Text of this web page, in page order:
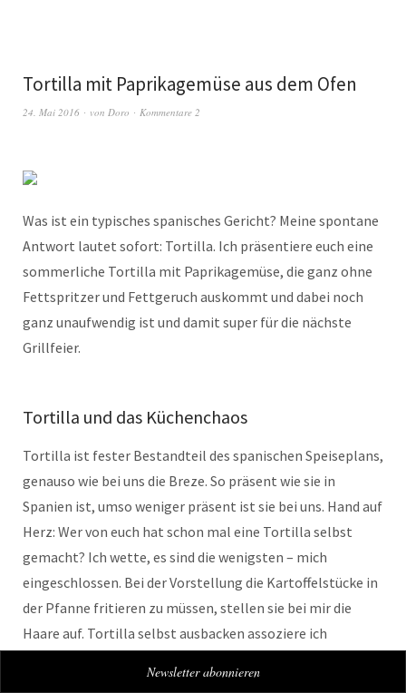
Tortilla mit Paprikagemüse aus dem Ofen
24. Mai 2016 von Doro Kommentare 2
Was ist ein typisches spanisches Gericht? Meine spontane
Antwort lautet sofort: Tortilla. Ich präsentiere euch eine
sommerliche Tortilla mit Paprikagemüse, die ganz ohne
Fettspritzer und Fettgeruch auskommt und dabei noch
ganz unaufwendig ist und damit super für die nächste
Grillfeier.
Tortilla und das Küchenchaos
Tortilla ist fester Bestandteil des spanischen Speiseplans,
genauso wie bei uns die Breze. So präsent wie sie in
Spanien ist, umso weniger präsent ist sie bei uns. Hand auf
Herz: Wer von euch hat schon mal eine Tortilla selbst
gemacht? Ich wette, es sind die wenigsten – mich
eingeschlossen. Bei der Vorstellung die Kartoffelstücke in
der Pfanne fritieren zu müssen, stellen sie bei mir die
Haare auf. Tortilla selbst ausbacken assoziere ich
Newsletter abonnieren